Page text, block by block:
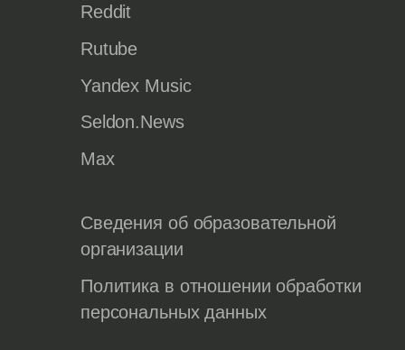
Reddit
Rutube
Yandex Music
Seldon.News
Max
Сведения об образовательной
организации
Политика в отношении обработки
персональных данных